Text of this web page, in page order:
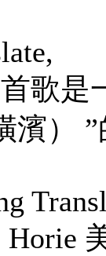
歌是
濱）